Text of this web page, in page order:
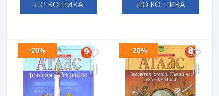
ДО КОШИКА ДО КОШИКА
-20% -20%